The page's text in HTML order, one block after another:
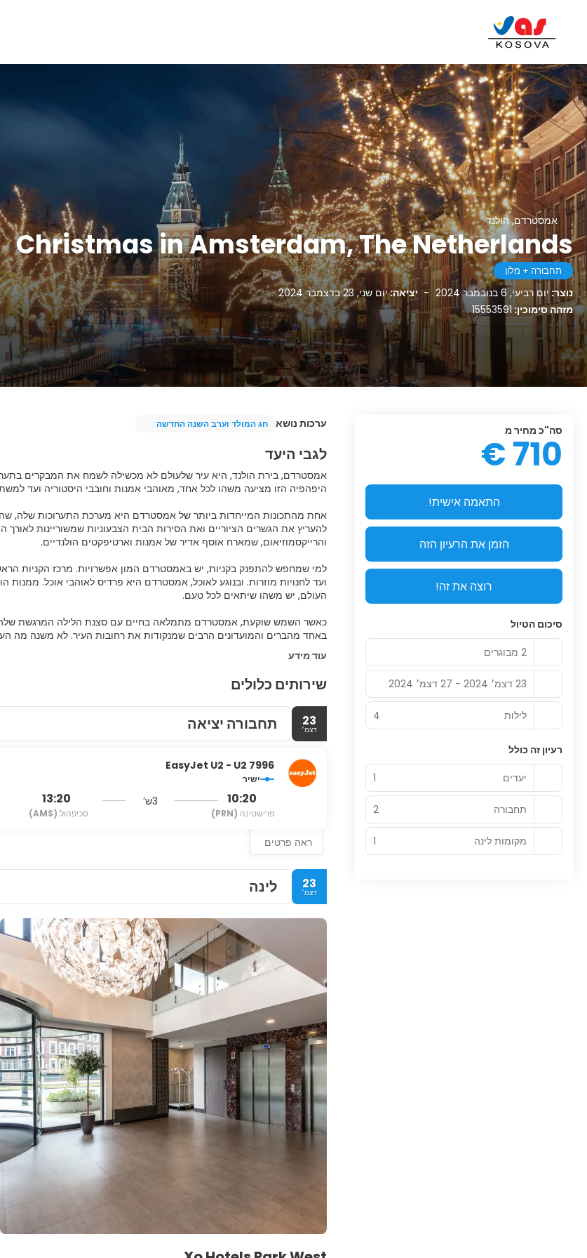
אמסטרדם, הולנד
Christmas in Amsterdam, The Netherlands
תחבורה + מלון
נוצר:יום רביעי, 6 בנובמבר 2024 - יציאה:יום שני, 23 בדצמבר 2024
מזהה סימוכין:15553591
ערכות נושא חג המולד וערב השנה החדשה
לגבי היעד
אמסטרדם, בירת הולנד, היא עיר שלעולם לא מכשילה לשמח את המבקרים
אחת מהתכונות המייחדות ביותר של אמסטרדם היא מערכת התערוכות שלה,
להעריץ את הגשרים הציוריים ואת הסירות הבית הצבעוניות שמשוריינות
למי שמחפש להתפנק בקניות, יש באמסטרדם המון אפשרויות. מרכז הקניות
ועד לחנויות מוזרות. ובנוגע לאוכל, אמסטרדם היא פרדיס לאוהבי אוכל. ממנות
כאשר השמש שוקעת, אמסטרדם מתמלאה בחיים עם סצנת הלילה המרגשת שלה.
באחד מהברים והמועדונים הרבים שמנקודות את רחובות העיר. לא משנה מה
עוד מידע
שירותים כלולים
23
דצמ׳ תחבורה יציאה
EasyJet U2 - U2 7996
ישיר
10:20
פרישטינה (PRN)
3ש’ 13:20
סכיפהול (AMS)
ראה פרטים
23
דצמ׳ לינה
סה"כ מחיר מ
710 €
התאמה אישית!
הזמן את הרעיון הזה
רוצה את זה!
סיכום הטיול
2 מבוגרים
23 דצמ׳ 2024 - 27 דצמ׳ 2024
לילות 4
רעיון זה כולל
יעדים
1
תחבורה 2
מקומות לינה 1